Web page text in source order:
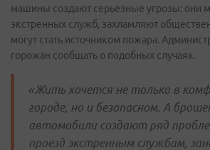
машины создают серьезные угрозы: они
экстренных служб, захламляют
могут стать источником пожара.
горожан сообщать о подобных случаях.
«Жить хочется не только в
городе, но и безопасном. А
автомобили создают ряд
проезд экстренным службам,